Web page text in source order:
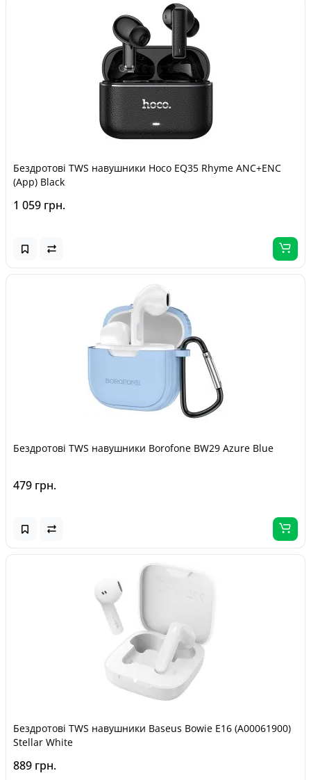
Бездротові TWS навушники Hoco EQ35 Rhyme ANC+ENC
(App) Black
1 059 грн.
Бездротові TWS навушники Borofone BW29 Azure Blue
479 грн.
Бездротові TWS навушники Baseus Bowie E16 (A00061900)
Stellar White
889 грн.